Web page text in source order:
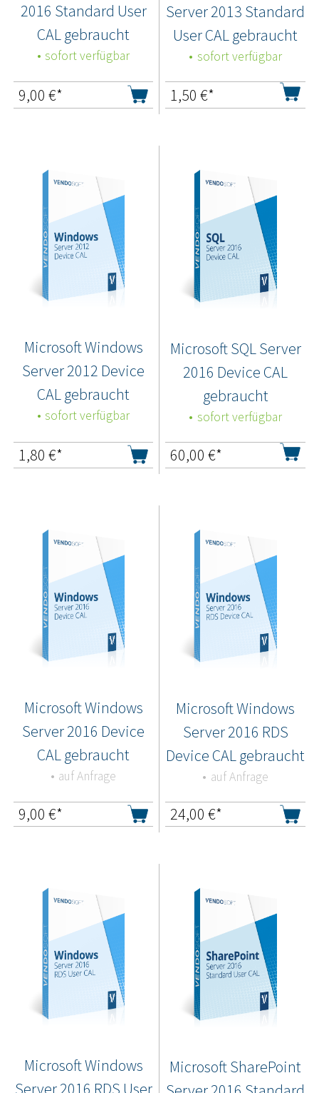
2016 Standard User
CAL gebraucht
sofort verfügbar
9,00 €*
Server 2013 Standard
User CAL gebraucht
sofort verfügbar
1,50 €*
Microsoft Windows
Server 2012 Device
CAL gebraucht
sofort verfügbar
1,80 €*
Microsoft SQL Server
2016 Device CAL
gebraucht
sofort verfügbar
60,00 €*
Microsoft Windows
Server 2016 Device
CAL gebraucht
auf Anfrage
9,00 €*
Microsoft Windows
Server 2016 RDS
Device CAL gebraucht
auf Anfrage
24,00 €*
Microsoft Windows
Server 2016 RDS User
Microsoft SharePoint